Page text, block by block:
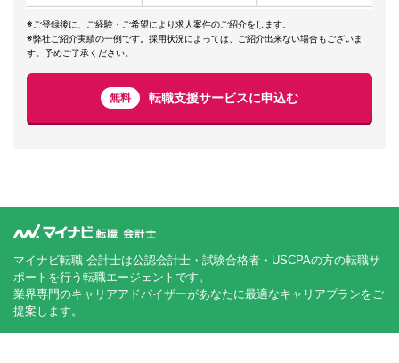
※ご登録後に、ご経験・ご希望により求人案件のご紹介をします。
※弊社ご紹介実績の一例です。採用状況によっては、ご紹介出来ない場合もございま
す。予めご了承ください。
無料 転職支援サービスに申込む
マイナビ転職 会計士は公認会計士・試験合格者・USCPAの方の転職サ
ポートを行う転職エージェントです。
業界専門のキャリアアドバイザーがあなたに最適なキャリアプランをご
提案します。